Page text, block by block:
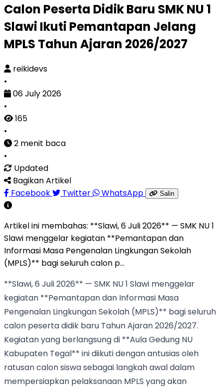
Calon Peserta Didik Baru SMK NU 1
Slawi Ikuti Pemantapan Jelang
MPLS Tahun Ajaran 2026/2027
reikidevs
•
06 July 2026
•
165
•
2 menit baca
•
Updated
Bagikan Artikel
Facebook
Twitter WhatsApp Salin
Artikel ini membahas: **Slawi, 6 Juli 2026** — SMK NU 1
Slawi menggelar kegiatan **Pemantapan dan
Informasi Masa Pengenalan Lingkungan Sekolah
(MPLS)** bagi seluruh calon p...
**Slawi, 6 Juli 2026** — SMK NU 1 Slawi menggelar
kegiatan **Pemantapan dan Informasi Masa
Pengenalan Lingkungan Sekolah (MPLS)** bagi seluruh
calon peserta didik baru Tahun Ajaran 2026/2027.
Kegiatan yang berlangsung di **Aula Gedung NU
Kabupaten Tegal** ini diikuti dengan antusias oleh
ratusan calon siswa sebagai langkah awal dalam
mempersiapkan pelaksanaan MPLS yang akan